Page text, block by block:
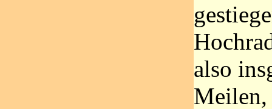
also
Meilen,